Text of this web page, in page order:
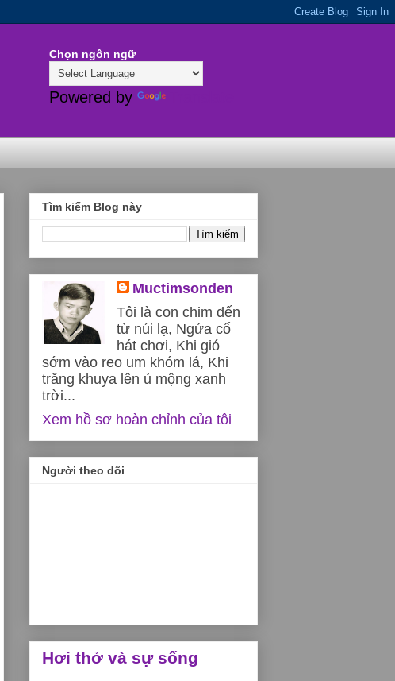
Chọn ngôn ngữ
Powered by
Tìm kiếm Blog này
Muctimsonden
Tôi là con chim đến
từ núi lạ, Ngứa cổ
hát chơi, Khi gió
sớm vào reo um khóm lá, Khi
trăng khuya lên ủ mộng xanh
trời...
Xem hồ sơ hoàn chỉnh của tôi
Người theo dõi
Hơi thở và sự sống